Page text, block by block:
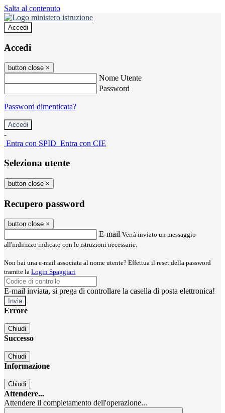
Salta al contenuto
Accedi
Accedi
button close ×
Nome Utente
Password
Password dimenticata?
-
Entra con SPID Entra con CIE
Seleziona utente
button close ×
Recupero password
button close ×
E-mail Verrà inviato un messaggio
all'indirizzo indicato con le istruzioni necessarie.
Non hai una e-mail associata al nome utente? Effettua il reset della password
tramite la Login Spaggiari
E-mail inviata, si prega di controllare la casella di posta elettronica!
Errore
Chiudi
Successo
Chiudi
Informazione
Chiudi
Attendere...
Attendere il completamento dell'operazione...